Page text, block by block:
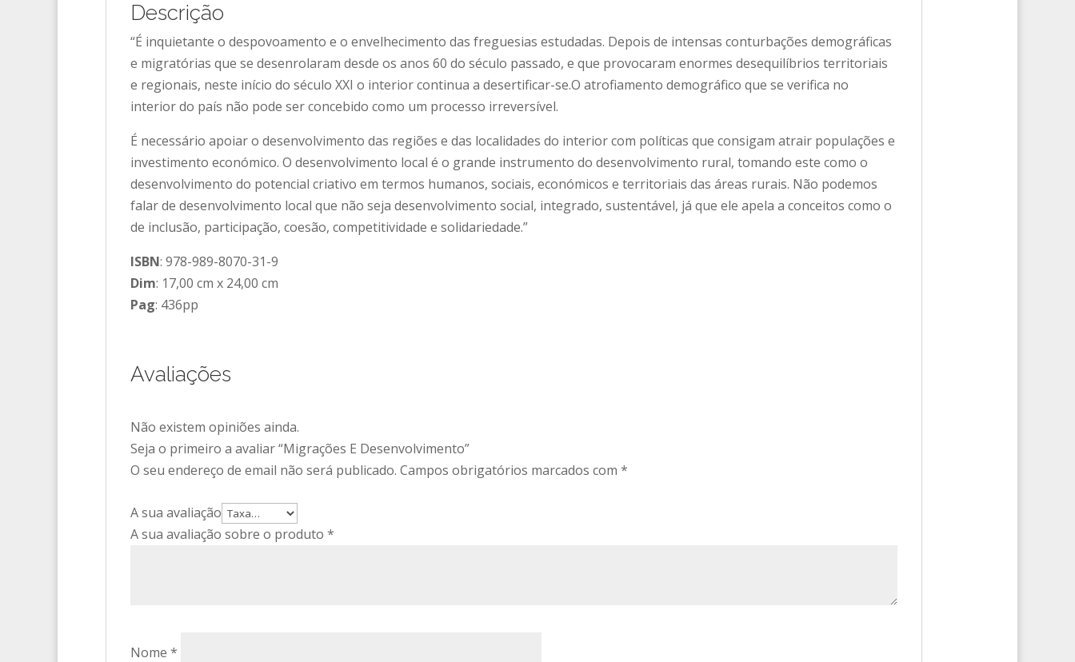
Descrição
“É inquietante o despovoamento e o envelhecimento das freguesias estudadas. Depois de intensas conturbações demográficas
e migratórias que se desenrolaram desde os anos 60 do século passado, e que provocaram enormes desequilíbrios territoriais
e regionais, neste início do século XXI o interior continua a desertificar-se.O atrofiamento demográfico que se verifica no
interior do país não pode ser concebido como um processo irreversível.
É necessário apoiar o desenvolvimento das regiões e das localidades do interior com políticas que consigam atrair populações e
investimento económico. O desenvolvimento local é o grande instrumento do desenvolvimento rural, tomando este como o
desenvolvimento do potencial criativo em termos humanos, sociais, económicos e territoriais das áreas rurais. Não podemos
falar de desenvolvimento local que não seja desenvolvimento social, integrado, sustentável, já que ele apela a conceitos como o
de inclusão, participação, coesão, competitividade e solidariedade.”
ISBN: 978-989-8070-31-9
Dim: 17,00 cm x 24,00 cm
Pag: 436pp
Avaliações
Não existem opiniões ainda.
Seja o primeiro a avaliar “Migrações E Desenvolvimento”
O seu endereço de email não será publicado. Campos obrigatórios marcados com *
A sua avaliação
A sua avaliação sobre o produto *
Nome *